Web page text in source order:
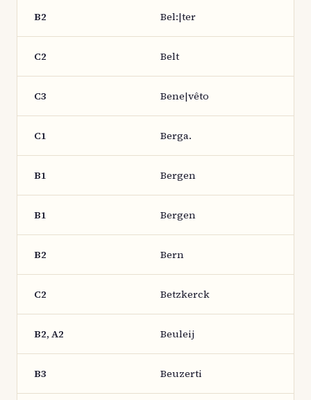
B2 Bel:|ter
C2 Belt
C3 Bene|vêto
C1 Berga.
B1 Bergen
B1 Bergen
B2 Bern
C2 Betzkerck
B2, A2 Beuleij
B3 Beuzerti